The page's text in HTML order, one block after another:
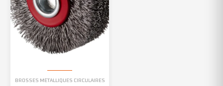
BROSSES MÉTALLIQUES CIRCULAIRES